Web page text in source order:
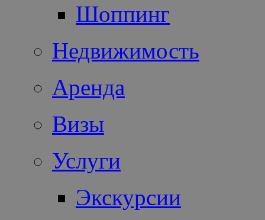
Шоппинг
Недвижимость
Аренда
Визы
Услуги
Экскурсии